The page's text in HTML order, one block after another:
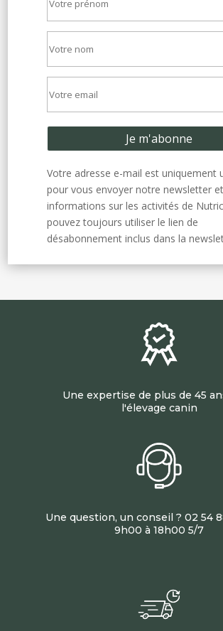
Votre adresse e-mail est uniquement
pour vous envoyer notre newsletter
informations sur les activités de
pouvez toujours utiliser le lien de
désabonnement inclus dans la
Une expertise de plus de 45
l'élevage canin
Une question, un conseil ? 02 54
9h00 à 18h00 5/7